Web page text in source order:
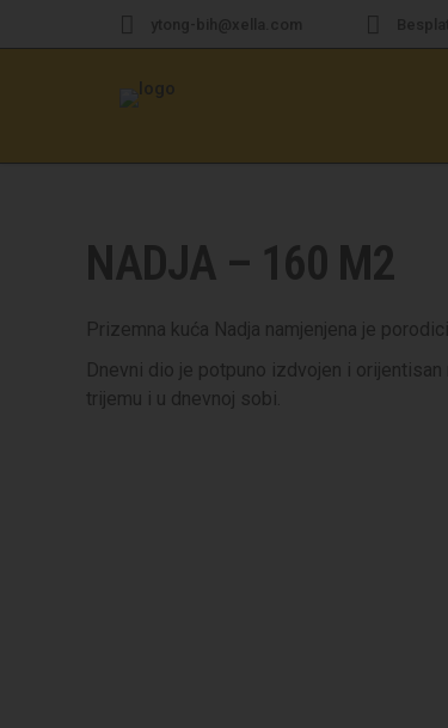
NADJA – 160 M2
Prizemna kuća Nadja namjenjena je
Dnevni dio je potpuno izdvojen i
trijemu i u dnevnoj sobi.